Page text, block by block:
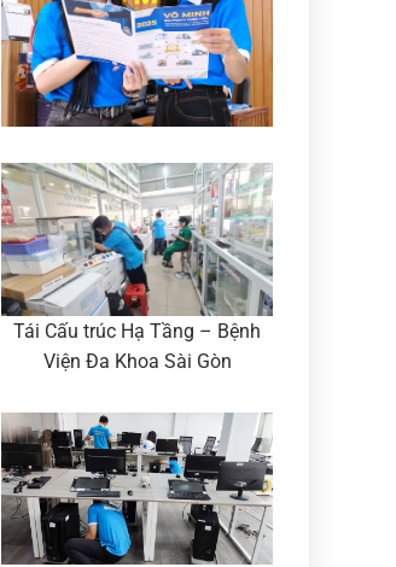
Tái Cấu trúc Hạ Tầng – Bệnh
Viện Đa Khoa Sài Gòn